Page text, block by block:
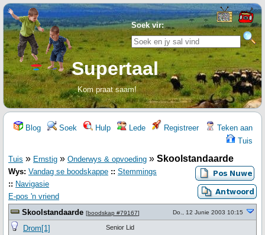
Soek vir:
Supertaal
Kom praat saam!
Blog Soek Hulp Lede Registreer
Teken aan
Tuis
Tuis » Ernstig » Onderwys & opvoeding » Skoolstandaarde
Wys: Vandag se boodskappe :: Stemmings
:: Navigasie
E-pos 'n vriend
Skoolstandaarde [boodskap #79167] Do., 12 Junie 2003 10:15
Drom[1] Senior Lid